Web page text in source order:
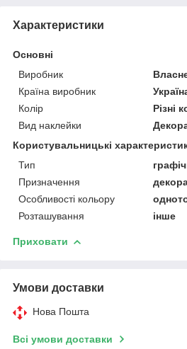
Характеристики
Основні
Виробник
Країна виробник
Колір
Різні
Вид наклейки
Користувальницькі
Тип
Призначення
Особливості кольору
Розташування
інше
Приховати
Умови доставки
Нова Пошта
Всі умови доставки